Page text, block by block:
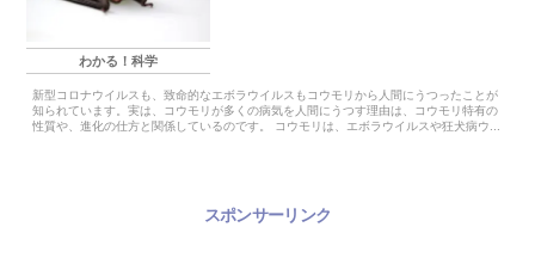
わかる！科学
新型コロナウイルスも、致命的なエボラウイルスもコウモリから人間にうつったことが
知られています。実は、コウモリが多くの病気を人間にうつす理由は、コウモリ特有の
性質や、進化の仕方と関係しているのです。 コウモリは、エボラウイルスや狂犬病ウ...
スポンサーリンク